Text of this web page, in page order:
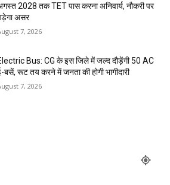
2028 तक TET पास करना अनिवार्य, नौकरी पर
असर
7, 2026
Bus: CG के इस जिले में जल्द दौड़ेंगी 50 AC
बसें, रूट तय करने में जनता की होगी भागीदारी
7, 2026